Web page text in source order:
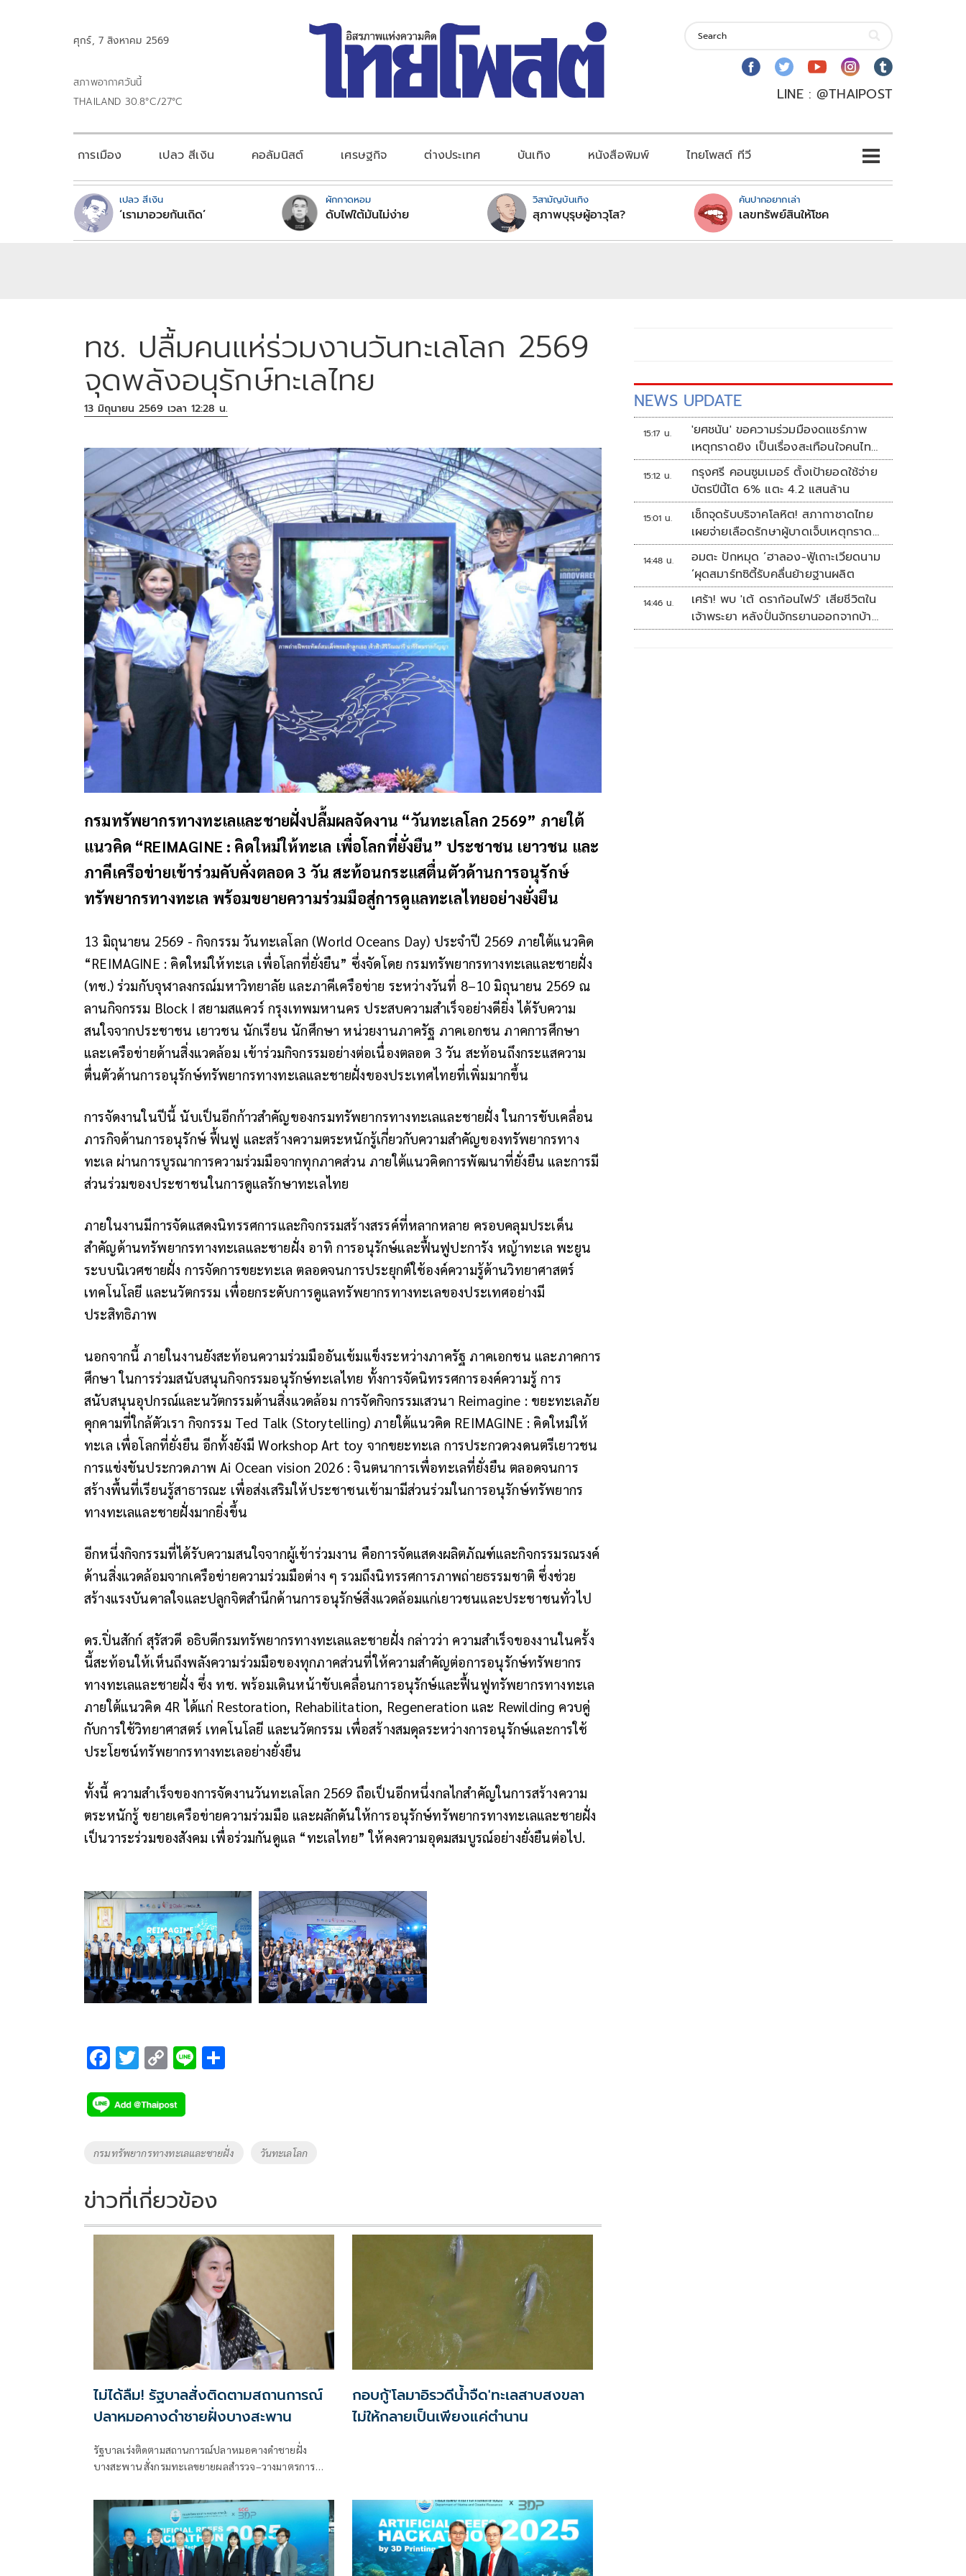
ศุกร์, 7 สิงหาคม 2569
สภาพอากาศวันนี้
THAILAND 30.8°C/27°C
LINE : @THAIPOST
การเมือง เปลว สีเงิน คอลัมนิสต์ เศรษฐกิจ ต่างประเทศ บันเทิง หนังสือพิมพ์ ไทยโพสต์ ทีวี
เปลว สีเงิน
‘เรามาอวยกันเถิด’
ผักกาดหอม
ดับไฟใต้มันไม่ง่าย
วิสามัญบันเทิง
สุภาพบุรุษผู้อาวุโส?
คันปากอยากเล่า
เลขทรัพย์สินให้โชค
ทช. ปลื้มคนแห่ร่วมงานวันทะเลโลก 2569
จุดพลังอนุรักษ์ทะเลไทย
13 มิถุนายน 2569 เวลา 12:28 น.
กรมทรัพยากรทางทะเลและชายฝั่งปลื้มผลจัดงาน “วันทะเลโลก 2569” ภายใต้
แนวคิด “REIMAGINE : คิดใหม่ให้ทะเล เพื่อโลกที่ยั่งยืน” ประชาชน เยาวชน และ
ภาคีเครือข่ายเข้าร่วมคับคั่งตลอด 3 วัน สะท้อนกระแสตื่นตัวด้านการอนุรักษ์
ทรัพยากรทางทะเล พร้อมขยายความร่วมมือสู่การดูแลทะเลไทยอย่างยั่งยืน
13 มิถุนายน 2569 - กิจกรรม วันทะเลโลก (World Oceans Day) ประจำปี 2569 ภายใต้แนวคิด
“REIMAGINE : คิดใหม่ให้ทะเล เพื่อโลกที่ยั่งยืน” ซึ่งจัดโดย กรมทรัพยากรทางทะเลและชายฝั่ง
(ทช.) ร่วมกับจุฬาลงกรณ์มหาวิทยาลัย และภาคีเครือข่าย ระหว่างวันที่ 8–10 มิถุนายน 2569 ณ
ลานกิจกรรม Block I สยามสแควร์ กรุงเทพมหานคร ประสบความสำเร็จอย่างดียิ่ง ได้รับความ
สนใจจากประชาชน เยาวชน นักเรียน นักศึกษา หน่วยงานภาครัฐ ภาคเอกชน ภาคการศึกษา
และเครือข่ายด้านสิ่งแวดล้อม เข้าร่วมกิจกรรมอย่างต่อเนื่องตลอด 3 วัน สะท้อนถึงกระแสความ
ตื่นตัวด้านการอนุรักษ์ทรัพยากรทางทะเลและชายฝั่งของประเทศไทยที่เพิ่มมากขึ้น
การจัดงานในปีนี้ นับเป็นอีกก้าวสำคัญของกรมทรัพยากรทางทะเลและชายฝั่ง ในการขับเคลื่อน
ภารกิจด้านการอนุรักษ์ ฟื้นฟู และสร้างความตระหนักรู้เกี่ยวกับความสำคัญของทรัพยากรทาง
ทะเล ผ่านการบูรณาการความร่วมมือจากทุกภาคส่วน ภายใต้แนวคิดการพัฒนาที่ยั่งยืน และการมี
ส่วนร่วมของประชาชนในการดูแลรักษาทะเลไทย
ภายในงานมีการจัดแสดงนิทรรศการและกิจกรรมสร้างสรรค์ที่หลากหลาย ครอบคลุมประเด็น
สำคัญด้านทรัพยากรทางทะเลและชายฝั่ง อาทิ การอนุรักษ์และฟื้นฟูปะการัง หญ้าทะเล พะยูน
ระบบนิเวศชายฝั่ง การจัดการขยะทะเล ตลอดจนการประยุกต์ใช้องค์ความรู้ด้านวิทยาศาสตร์
เทคโนโลยี และนวัตกรรม เพื่อยกระดับการดูแลทรัพยากรทางทะเลของประเทศอย่างมี
ประสิทธิภาพ
นอกจากนี้ ภายในงานยังสะท้อนความร่วมมืออันเข้มแข็งระหว่างภาครัฐ ภาคเอกชน และภาคการ
ศึกษา ในการร่วมสนับสนุนกิจกรรมอนุรักษ์ทะเลไทย ทั้งการจัดนิทรรศการองค์ความรู้ การ
สนับสนุนอุปกรณ์และนวัตกรรมด้านสิ่งแวดล้อม การจัดกิจกรรมเสวนา Reimagine : ขยะทะเลภัย
คุกคามที่ใกล้ตัวเรา กิจกรรม Ted Talk (Storytelling) ภายใต้แนวคิด REIMAGINE : คิดใหม่ให้
ทะเล เพื่อโลกที่ยั่งยืน อีกทั้งยังมี Workshop Art toy จากขยะทะเล การประกวดวงดนตรีเยาวชน
การแข่งขันประกวดภาพ Ai Ocean vision 2026 : จินตนาการเพื่อทะเลที่ยั่งยืน ตลอดจนการ
สร้างพื้นที่เรียนรู้สาธารณะ เพื่อส่งเสริมให้ประชาชนเข้ามามีส่วนร่วมในการอนุรักษ์ทรัพยากร
ทางทะเลและชายฝั่งมากยิ่งขึ้น
อีกหนึ่งกิจกรรมที่ได้รับความสนใจจากผู้เข้าร่วมงาน คือการจัดแสดงผลิตภัณฑ์และกิจกรรมรณรงค์
ด้านสิ่งแวดล้อมจากเครือข่ายความร่วมมือต่าง ๆ รวมถึงนิทรรศการภาพถ่ายธรรมชาติ ซึ่งช่วย
สร้างแรงบันดาลใจและปลูกจิตสำนึกด้านการอนุรักษ์สิ่งแวดล้อมแก่เยาวชนและประชาชนทั่วไป
ดร.ปิ่นสักก์ สุรัสวดี อธิบดีกรมทรัพยากรทางทะเลและชายฝั่ง กล่าวว่า ความสำเร็จของงานในครั้ง
นี้สะท้อนให้เห็นถึงพลังความร่วมมือของทุกภาคส่วนที่ให้ความสำคัญต่อการอนุรักษ์ทรัพยากร
ทางทะเลและชายฝั่ง ซึ่ง ทช. พร้อมเดินหน้าขับเคลื่อนการอนุรักษ์และฟื้นฟูทรัพยากรทางทะเล
ภายใต้แนวคิด 4R ได้แก่ Restoration, Rehabilitation, Regeneration และ Rewilding ควบคู่
กับการใช้วิทยาศาสตร์ เทคโนโลยี และนวัตกรรม เพื่อสร้างสมดุลระหว่างการอนุรักษ์และการใช้
ประโยชน์ทรัพยากรทางทะเลอย่างยั่งยืน
ทั้งนี้ ความสำเร็จของการจัดงานวันทะเลโลก 2569 ถือเป็นอีกหนึ่งกลไกสำคัญในการสร้างความ
ตระหนักรู้ ขยายเครือข่ายความร่วมมือ และผลักดันให้การอนุรักษ์ทรัพยากรทางทะเลและชายฝั่ง
เป็นวาระร่วมของสังคม เพื่อร่วมกันดูแล “ทะเลไทย” ให้คงความอุดมสมบูรณ์อย่างยั่งยืนต่อไป.
F
e
b
o
k
T
tt
er
C
p
y
Li
k
Li
Tags
กรมทรัพยากรทางทะเลและชายฝั่ง วันทะเลโลก
ข่าวที่เกี่ยวข้อง
ไม่ได้ลืม! รัฐบาลสั่งติดตามสถานการณ์
ปลาหมอคางดำชายฝั่งบางสะพาน
รัฐบาลเร่งติดตามสถานการณ์ปลาหมอคางดำชายฝั่ง
บางสะพาน สั่งกรมทะเลขยายผลสำรวจ–วางมาตรการ
กอบกู้'โลมาอิรวดีน้ำจืด'ทะเลสาบสงขลา
ไม่ให้กลายเป็นเพียงแค่ตำนาน
NEWS UPDATE
15:17 น.
'ยศชนัน' ขอความร่วมมืองดแชร์ภาพ
เหตุกราดยิง เป็นเรื่องสะเทือนใจคนไทย
ทั้งประเทศ
15:12 น.
กรุงศรี คอนซูมเมอร์ ตั้งเป้ายอดใช้จ่าย
บัตรปีนี้โต 6% แตะ 4.2 แสนล้าน
15:01 น.
เช็กจุดรับบริจาคโลหิต! สภากาชาดไทย
เผยจ่ายเลือดรักษาผู้บาดเจ็บเหตุกราด
ยิงแล้ว 148 ยูนิต
14:48 น.
อมตะ ปักหมุด ‘ฮาลอง-ฟู้เถาะเวียดนาม
’ผุดสมาร์ทซิตี้รับคลื่นย้ายฐานผลิต
14:46 น.
เศร้า! พบ 'เต้ ดราก้อนไฟว์' เสียชีวิตใน
เจ้าพระยา หลังปั่นจักรยานออกจากบ้าน
ตี 4